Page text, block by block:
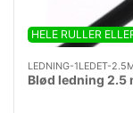
HELE RULLER
LEDNING-1LEDET-
Blød ledning 2.5